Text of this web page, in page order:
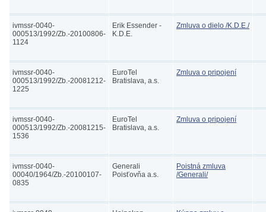
ivmssr-0040-
000513/1992/Zb.-20100806-
1124
Erik Essender -
K.D.E.
Zmluva o dielo /K.D.E./
ivmssr-0040-
000513/1992/Zb.-20081212-
1225
EuroTel
Bratislava, a.s.
Zmluva o pripojení
ivmssr-0040-
000513/1992/Zb.-20081215-
1536
EuroTel
Bratislava, a.s.
Zmluva o pripojení
ivmssr-0040-
00040/1964/Zb.-20100107-
0835
Generali
Poisťovňa a.s.
Poistná zmluva
/Generali/